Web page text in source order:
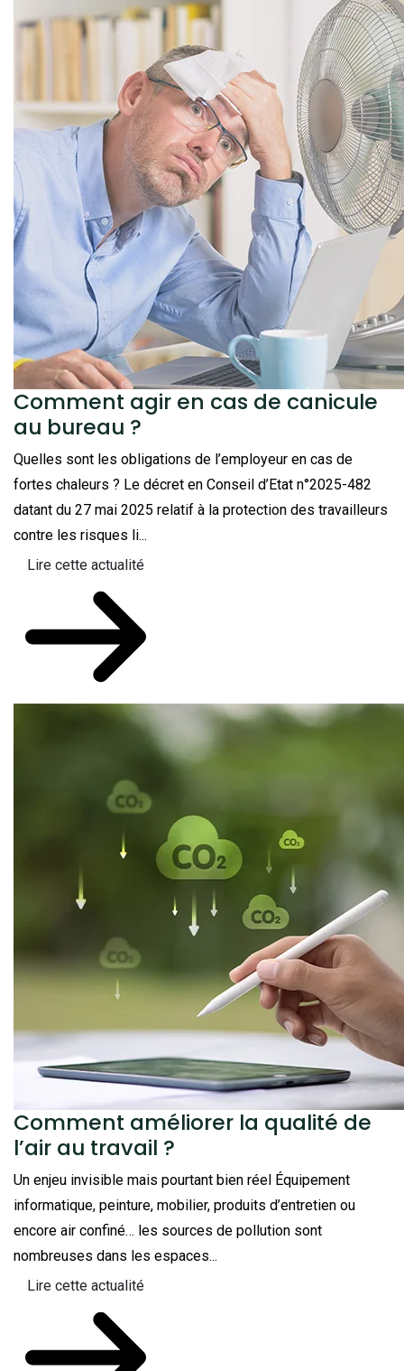
Comment agir en cas de canicule
au bureau ?
Quelles sont les obligations de l’employeur en cas de
fortes chaleurs ? Le décret en Conseil d’Etat n°2025-482
datant du 27 mai 2025 relatif à la protection des travailleurs
contre les risques li...
Lire cette actualité
Comment améliorer la qualité de
l’air au travail ?
Un enjeu invisible mais pourtant bien réel Équipement
informatique, peinture, mobilier, produits d’entretien ou
encore air confiné… les sources de pollution sont
nombreuses dans les espaces...
Lire cette actualité